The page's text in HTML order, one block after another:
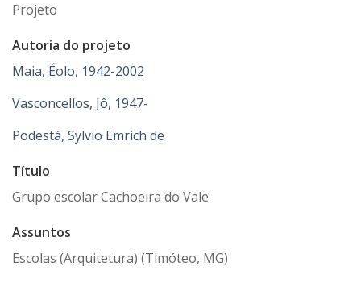
Projeto
Autoria do projeto
Maia, Éolo, 1942-2002
Vasconcellos, Jô, 1947-
Podestá, Sylvio Emrich de
Título
Grupo escolar Cachoeira do Vale
Assuntos
Escolas (Arquitetura) (Timóteo, MG)